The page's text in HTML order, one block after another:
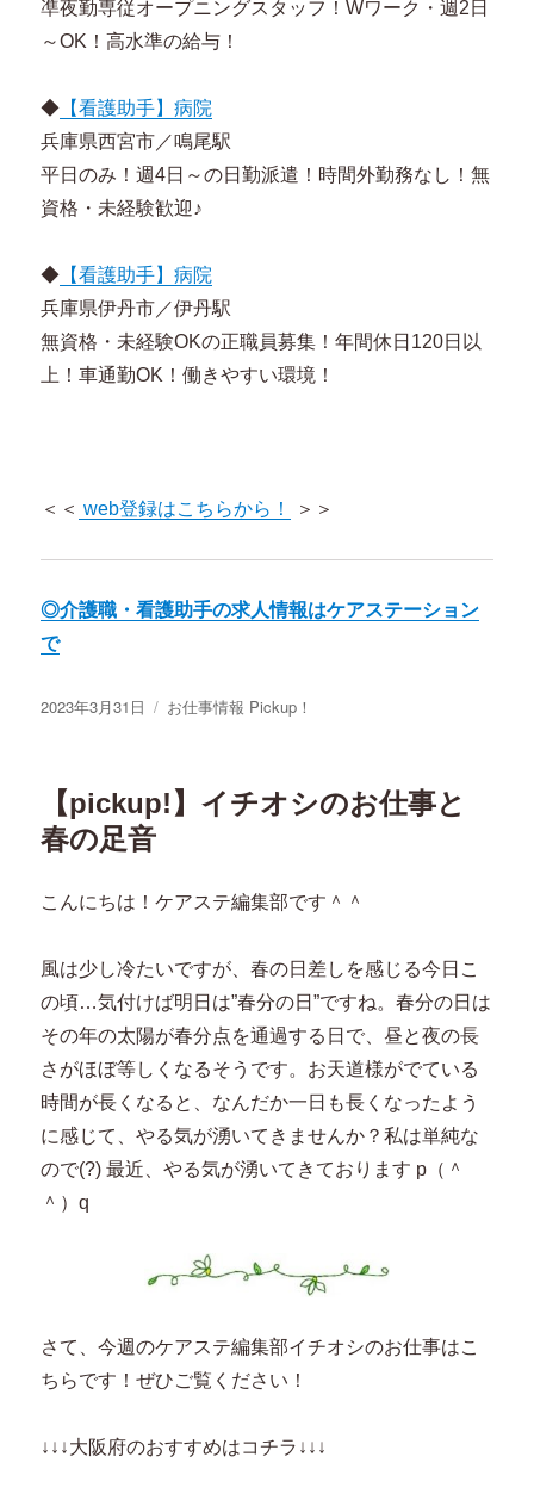
凖夜勤専従オープニングスタッフ！Wワーク・週2日
～OK！高水準の給与！
◆ 【看護助手】病院
兵庫県西宮市／鳴尾駅
平日のみ！週4日～の日勤派遣！時間外勤務なし！無
資格・未経験歓迎♪
◆ 【看護助手】病院
兵庫県伊丹市／伊丹駅
無資格・未経験OKの正職員募集！年間休日120日以
上！車通勤OK！働きやすい環境！
＜＜ web登録はこちらから！ ＞＞
◎介護職・看護助手の求人情報はケアステーション
で
投
2023年3月31日
カ
ー
お仕事情報 Pickup！
【pickup!】イチオシのお仕事と
春の足音
こんにちは！ケアステ編集部です＾＾
風は少し冷たいですが、春の日差しを感じる今日こ
の頃…気付けば明日は”春分の日”ですね。春分の日は
その年の太陽が春分点を通過する日で、昼と夜の長
さがほぼ等しくなるそうです。お天道様がでている
時間が長くなると、なんだか一日も長くなったよう
に感じて、やる気が湧いてきませんか？私は単純な
ので(?) 最近、やる気が湧いてきております p（＾
＾）q
さて、今週のケアステ編集部イチオシのお仕事はこ
ちらです！ぜひご覧ください！
↓↓↓大阪府のおすすめはコチラ↓↓↓